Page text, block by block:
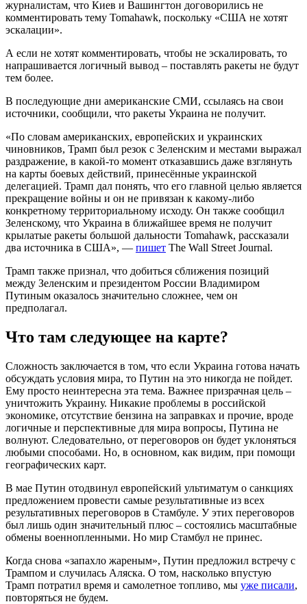
журналистам, что Киев и Вашингтон договорились не
комментировать тему Tomahawk, поскольку «США не хотят
эскалации».
А если не хотят комментировать, чтобы не эскалировать, то
напрашивается логичный вывод – поставлять ракеты не будут
тем более.
В последующие дни американские СМИ, ссылаясь на свои
источники, сообщили, что ракеты Украина не получит.
«По словам американских, европейских и украинских
чиновников, Трамп был резок с Зеленским и местами выражал
раздражение, в какой-то момент отказавшись даже взглянуть
на карты боевых действий, принесённые украинской
делегацией. Трамп дал понять, что его главной целью является
прекращение войны и он не привязан к какому-либо
конкретному территориальному исходу. Он также сообщил
Зеленскому, что Украина в ближайшее время не получит
крылатые ракеты большой дальности Tomahawk, рассказали
два источника в США», — пишет The Wall Street Journal.
Трамп также признал, что добиться сближения позиций
между Зеленским и президентом России Владимиром
Путиным оказалось значительно сложнее, чем он
предполагал.
Что там следующее на карте?
Сложность заключается в том, что если Украина готова начать
обсуждать условия мира, то Путин на это никогда не пойдет.
Ему просто неинтересна эта тема. Важнее призрачная цель –
уничтожить Украину. Никакие проблемы в российской
экономике, отсутствие бензина на заправках и прочие, вроде
логичные и перспективные для мира вопросы, Путина не
волнуют. Следовательно, от переговоров он будет уклоняться
любыми способами. Но, в основном, как видим, при помощи
географических карт.
В мае Путин отодвинул европейский ультиматум о санкциях
предложением провести самые результативные из всех
результативных переговоров в Стамбуле. У этих переговоров
был лишь один значительный плюс – состоялись масштабные
обмены военнопленными. Но мир Стамбул не принес.
Когда снова «запахло жареным», Путин предложил встречу с
Трампом и случилась Аляска. О том, насколько впустую
Трамп потратил время и самолетное топливо, мы уже писали,
повторяться не будем.